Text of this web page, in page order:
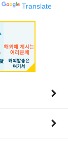
Translate